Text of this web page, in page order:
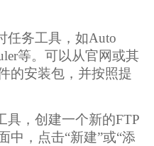
任务工具，如Auto
等。可以从官网或其
的安装包，并按照提
具，创建一个新的FTP
中，点击“新建”或“添